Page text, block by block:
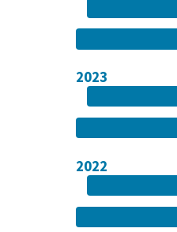
2023
2022